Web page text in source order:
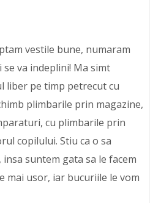
vestile bune, numaram
va indeplini! Ma simt
liber pe timp petrecut cu
plimbarile prin magazine,
cu plimbarile prin
copilului. Stiu ca o sa
suntem gata sa le facem
mai usor, iar bucuriile le vom